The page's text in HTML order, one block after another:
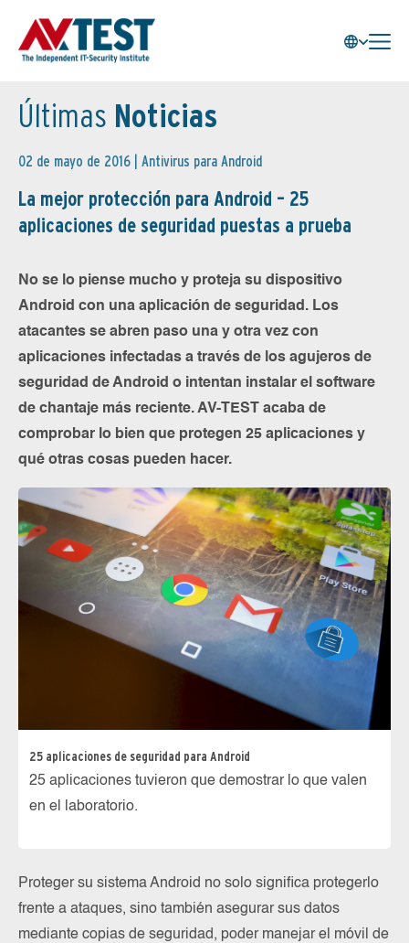
Últimas Noticias
02 de mayo de 2016 | Antivirus para Android
La mejor protección para Android – 25
aplicaciones de seguridad puestas a prueba
No se lo piense mucho y proteja su dispositivo
Android con una aplicación de seguridad. Los
atacantes se abren paso una y otra vez con
aplicaciones infectadas a través de los agujeros de
seguridad de Android o intentan instalar el software
de chantaje más reciente. AV-TEST acaba de
comprobar lo bien que protegen 25 aplicaciones y
qué otras cosas pueden hacer.
25 aplicaciones de seguridad para Android
25 aplicaciones tuvieron que demostrar lo que valen
en el laboratorio.
Proteger su sistema Android no solo significa protegerlo
frente a ataques, sino también asegurar sus datos
mediante copias de seguridad, poder manejar el móvil de